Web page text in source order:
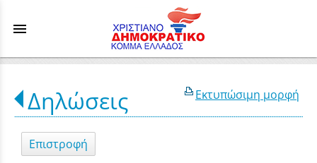
menu
Εκτυπώσιμη μορφή
Δηλώσεις
Επιστροφή